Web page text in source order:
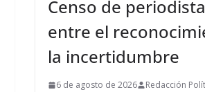
Censo de
entre el
la incertidumbre
6 de agosto de 2026 Redacción